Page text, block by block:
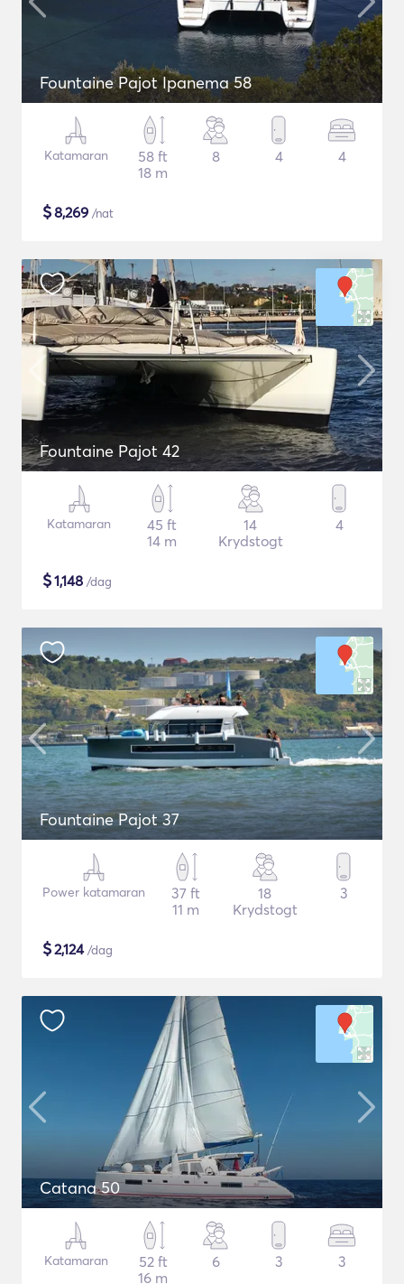
Fountaine Pajot Ipanema 58
Katamaran
58 ft
18 m
8 4 4
$8,269 /nat
Fountaine Pajot 42
Katamaran
45 ft
14 m
14
Krydstogt
4
$1,148 /dag
Fountaine Pajot 37
Power katamaran
37 ft
11 m
18
Krydstogt
3
$2,124/dag
Catana 50
Katamaran
52 ft
16 m
6 3 3